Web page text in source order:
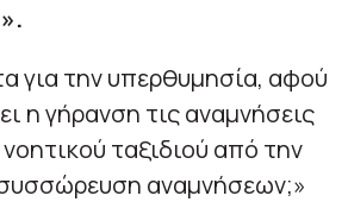
για την υπερθυμησία, αφού
η γήρανση τις αναμνήσεις
ταξιδιού από την
αναμνήσεων;»